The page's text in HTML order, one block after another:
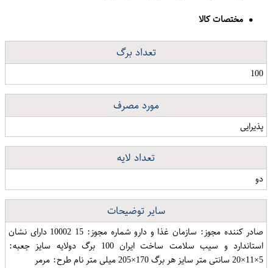
مختصات کالا
تعداد برگ
100
مورد مصرف
پذیرایی
تعداد لایه
دو
سایر توضیحات
صادر کننده مجوز: سازمان غذا و دارو شماره مجوز: 15 10002 دارای نشان
استاندارد و سیب سلامت ساخت ایران 100 برگ دولایه سایز جعبه:
5×11×20 سانتی متر سایز هر برگ 170×205 میلی متر نام طرح: مرمر